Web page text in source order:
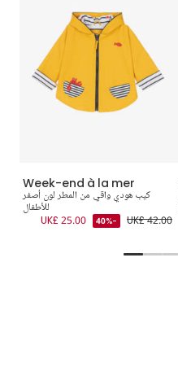
Week-end à la mer
كيب هودي واقي من المطر لون أصفر
للأطفال
UK£ 42.00
-40%
UK£ 25.00